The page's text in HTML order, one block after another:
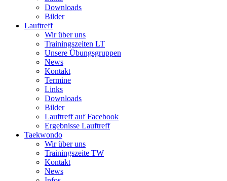
Downloads
Bilder
Lauftreff
Wir über uns
Trainingszeiten LT
Unsere Übungsgruppen
News
Kontakt
Termine
Links
Downloads
Bilder
Lauftreff auf Facebook
Ergebnisse Lauftreff
Taekwondo
Wir über uns
Trainingszeite TW
Kontakt
News